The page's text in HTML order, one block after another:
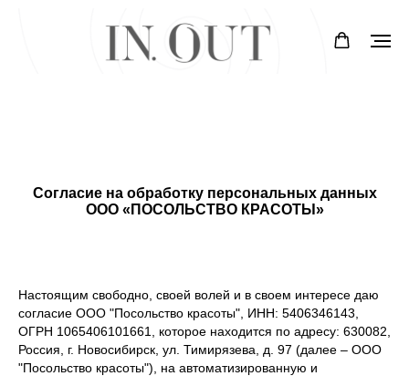
Согласие на обработку персональных данных
ООО «ПОСОЛЬСТВО КРАСОТЫ»
Настоящим свободно, своей волей и в своем интересе даю
согласие ООО "Посольство красоты", ИНН: 5406346143,
ОГРН 1065406101661, которое находится по адресу: 630082,
Россия, г. Новосибирск, ул. Тимирязева, д. 97 (далее – ООО
"Посольство красоты"), на автоматизированную и